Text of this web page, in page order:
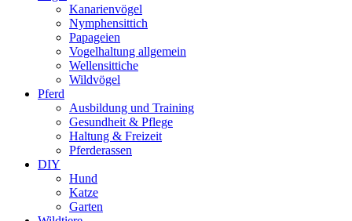
Kanarienvögel
Nymphensittich
Papageien
Vogelhaltung allgemein
Wellensittiche
Wildvögel
Pferd
Ausbildung und Training
Gesundheit & Pflege
Haltung & Freizeit
Pferderassen
DIY
Hund
Katze
Garten